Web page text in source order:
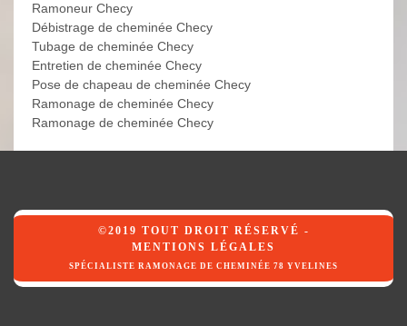
Ramoneur Checy
Débistrage de cheminée Checy
Tubage de cheminée Checy
Entretien de cheminée Checy
Pose de chapeau de cheminée Checy
Ramonage de cheminée Checy
Ramonage de cheminée Checy
©2019 TOUT DROIT RÉSERVÉ -
MENTIONS LÉGALES
SPÉCIALISTE RAMONAGE DE CHEMINÉE 78 YVELINES